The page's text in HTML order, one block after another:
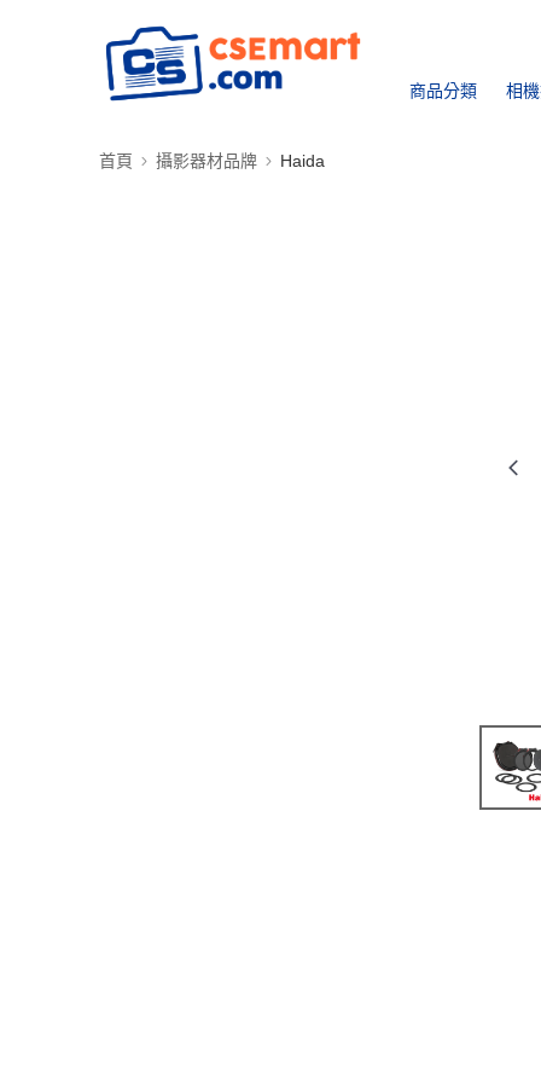
商品分類 相
首頁 攝影器材品牌 Haida